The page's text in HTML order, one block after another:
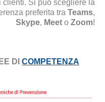
clienti. Si può scegliere la
preferita tra Teams,
Skype, Meet o Zoom!
DI COMPETENZA